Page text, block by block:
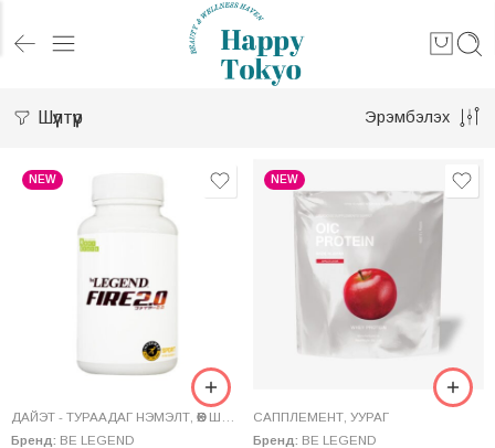
Шүүлтүүр Эрэмбэлэх
NEW
ДАЙЭТ - ТУРААДАГ НЭМЭЛТ ӨӨХ ШАТААГЧ
Бренд: BE LEGEND
NEW
САППЛЕМЕНТ УУРАГ
Бренд: BE LEGEND